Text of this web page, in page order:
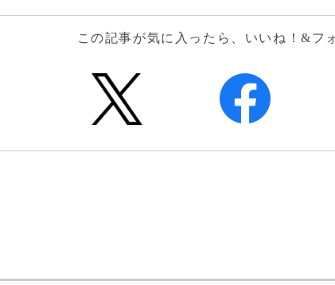
この記事が気に入ったら、いいね！&フ